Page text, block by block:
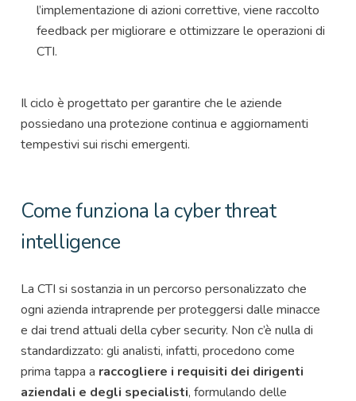
l’implementazione di azioni correttive, viene raccolto
feedback per migliorare e ottimizzare le operazioni di
CTI.
Il ciclo è progettato per garantire che le aziende
possiedano una protezione continua e aggiornamenti
tempestivi sui rischi emergenti.
Come funziona la cyber threat
intelligence
La CTI si sostanzia in un percorso personalizzato che
ogni azienda intraprende per proteggersi dalle minacce
e dai trend attuali della cyber security. Non c’è nulla di
standardizzato: gli analisti, infatti, procedono come
prima tappa a raccogliere i requisiti dei dirigenti
aziendali e degli specialisti, formulando delle